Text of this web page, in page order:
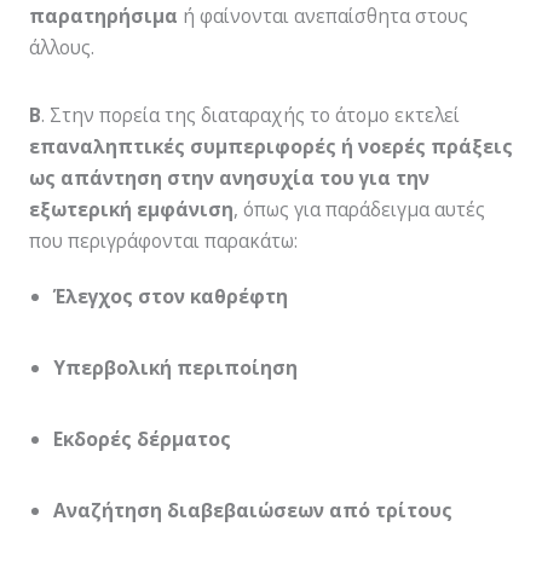
παρατηρήσιμα ή φαίνονται ανεπαίσθητα στους
άλλους.
Β. Στην πορεία της διαταραχής το άτομο εκτελεί
επαναληπτικές συμπεριφορές ή νοερές πράξεις
ως απάντηση στην ανησυχία του για την
εξωτερική εμφάνιση, όπως για παράδειγμα αυτές
που περιγράφονται παρακάτω:
Έλεγχος στον καθρέφτη
Υπερβολική περιποίηση
Εκδορές δέρματος
Αναζήτηση διαβεβαιώσεων από τρίτους